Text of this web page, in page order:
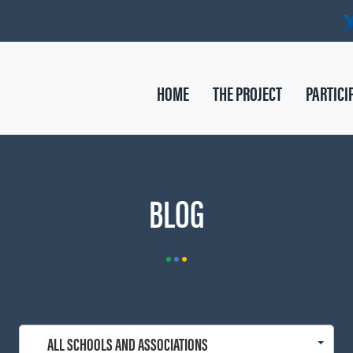
HOME THE PROJECT
BLOG
ALL SCHOOLS AND ASSOCIATIONS